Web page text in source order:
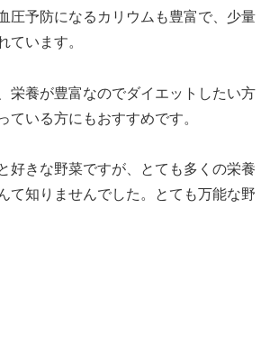
圧予防になるカリウムも豊富で、少量
ています。
栄養が豊富なのでダイエットしたい方
ている方にもおすすめです。
好きな野菜ですが、とても多くの栄養
て知りませんでした。とても万能な野